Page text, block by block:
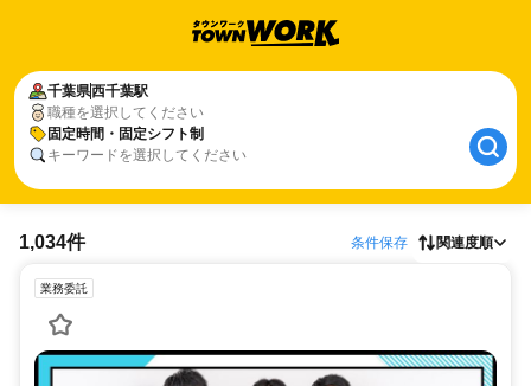
千葉県西千葉駅
職種を選択してください
固定時間・固定シフト制
キーワードを選択してください
1,034件 条件保存 関連度順
業務委託